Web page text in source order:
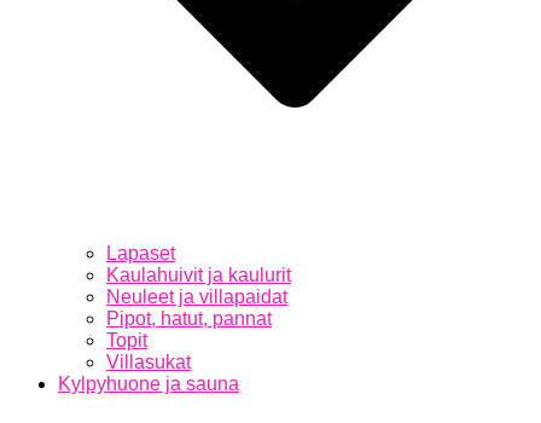
Lapaset
Kaulahuivit ja kaulurit
Neuleet ja villapaidat
Pipot, hatut, pannat
Topit
Villasukat
Kylpyhuone ja sauna